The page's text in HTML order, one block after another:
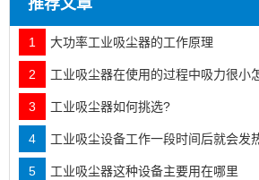
推荐文章
1 大功率工业吸尘器的工作原理
2 工业吸尘器在使用的过程中吸力很小
3 工业吸尘器如何挑选?
4 工业吸尘设备工作一段时间后就会发
5 工业吸尘器这种设备主要用在哪里